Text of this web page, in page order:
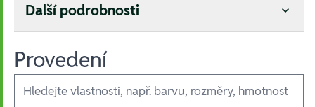
Další podrobnosti
Provedení
Ausführungen